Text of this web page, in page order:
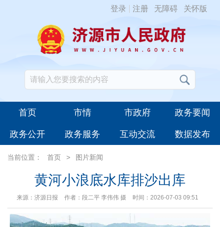
登录 注册 无障碍 关怀版
首页 市情 市政府 政务要闻
政务公开 政务服务 互动交流 数据发布
当前位置： 首页 > 图片新闻
黄河小浪底水库排沙出库
来源：济源日报 作者：段二平 李伟伟 摄 时间：2026-07-03 09:51